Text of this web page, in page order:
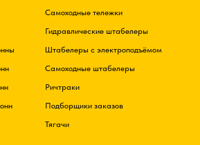
Самоходные тележки
Гидравлические штабелеры
Штабелеры с электроподъёмом
Самоходные штабелеры
Ричтраки
Подборщики заказов
Тягачи